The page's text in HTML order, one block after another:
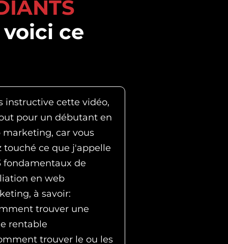
ce
instructive cette vidéo,
pour un débutant en
marketing, car vous
touché ce que j'appelle
fondamentaux de
en web
à savoir:
trouver une
rentable
trouver le ou les